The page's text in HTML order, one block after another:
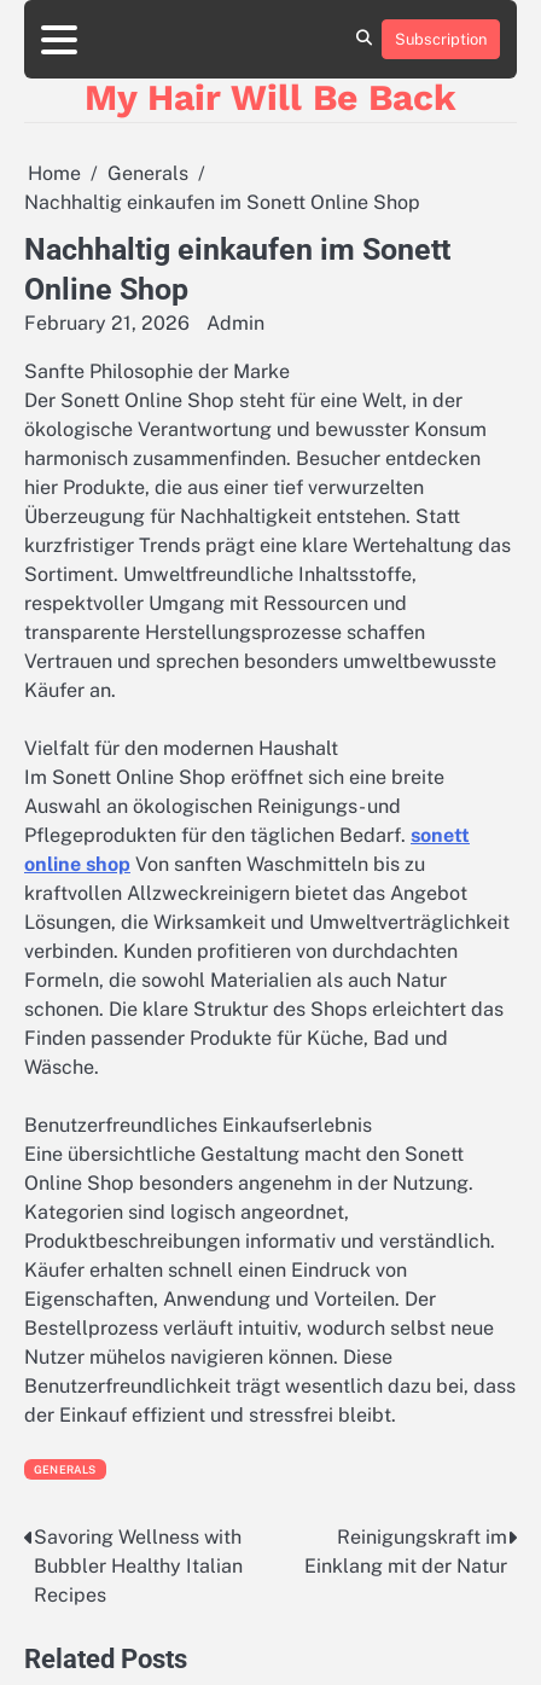
Skip
content
Subscription
My Hair Will Be Back
Home
Generals
Nachhaltig einkaufen im Sonett Online Shop
Nachhaltig einkaufen im Sonett
Online Shop
February 21, 2026 Admin
Sanfte Philosophie der Marke
Der Sonett Online Shop steht für eine Welt, in der
ökologische Verantwortung und bewusster Konsum
harmonisch zusammenfinden. Besucher entdecken
hier Produkte, die aus einer tief verwurzelten
Überzeugung für Nachhaltigkeit entstehen. Statt
kurzfristiger Trends prägt eine klare Wertehaltung das
Sortiment. Umweltfreundliche Inhaltsstoffe,
respektvoller Umgang mit Ressourcen und
transparente Herstellungsprozesse schaffen
Vertrauen und sprechen besonders umweltbewusste
Käufer an.
Vielfalt für den modernen Haushalt
Im Sonett Online Shop eröffnet sich eine breite
Auswahl an ökologischen Reinigungs- und
Pflegeprodukten für den täglichen Bedarf. sonett
online shop Von sanften Waschmitteln bis zu
kraftvollen Allzweckreinigern bietet das Angebot
Lösungen, die Wirksamkeit und Umweltverträglichkeit
verbinden. Kunden profitieren von durchdachten
Formeln, die sowohl Materialien als auch Natur
schonen. Die klare Struktur des Shops erleichtert das
Finden passender Produkte für Küche, Bad und
Wäsche.
Benutzerfreundliches Einkaufserlebnis
Eine übersichtliche Gestaltung macht den Sonett
Online Shop besonders angenehm in der Nutzung.
Kategorien sind logisch angeordnet,
Produktbeschreibungen informativ und verständlich.
Käufer erhalten schnell einen Eindruck von
Eigenschaften, Anwendung und Vorteilen. Der
Bestellprozess verläuft intuitiv, wodurch selbst neue
Nutzer mühelos navigieren können. Diese
Benutzerfreundlichkeit trägt wesentlich dazu bei, dass
der Einkauf effizient und stressfrei bleibt.
GENERALS
Post
navigation
Savoring Wellness with
Bubbler Healthy Italian
Recipes
Reinigungskraft im
Einklang mit der Natur
Related Posts